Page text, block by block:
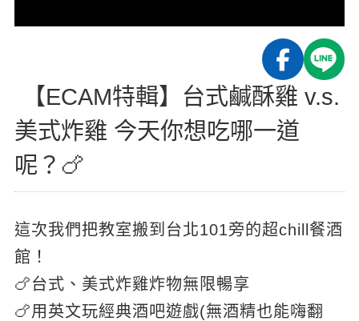
GEPT 全民英檢課程
TOEFL 托福課程
英文聽力養成
開口溜英文
旅遊英文
基礎字彙
情境閱讀
英文寫作
主題課程
英語俱樂部
ECAM
線上真人
日語
韓語
外語即時通
兒童美語
更多
一對一家教
數位學習教材
學員讚出來
活動花絮
企業服務
【ECAM特輯】台式鹹酥雞 v.s.
美式炸雞 今天你想吃哪一道
呢？🍗
這次我們把教室搬到台北101旁的超chill餐酒
館！
🍗台式、美式炸雞炸物無限暢享
🍗用英文玩經典酒吧遊戲(無酒精也能嗨翻